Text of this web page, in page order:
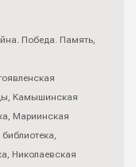
Победа. Память,
, Камышинская
, Мариинская
,
, Николаевская